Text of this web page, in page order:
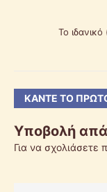
Το
ΚΆΝΤΕ ΤΟ
Υποβολή
Για να σχολιάσετε